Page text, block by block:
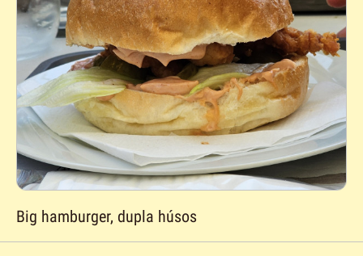
Big hamburger, dupla húsos